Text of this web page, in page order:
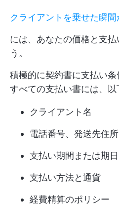
クライアントを乗せた瞬間
には、あなたの価格と支払
う。
積極的に契約書に支払い条
すべての支払い書には、以
クライアント名
電話番号、発送先住
支払い期間または期日
支払い方法と通貨
経費精算のポリシー